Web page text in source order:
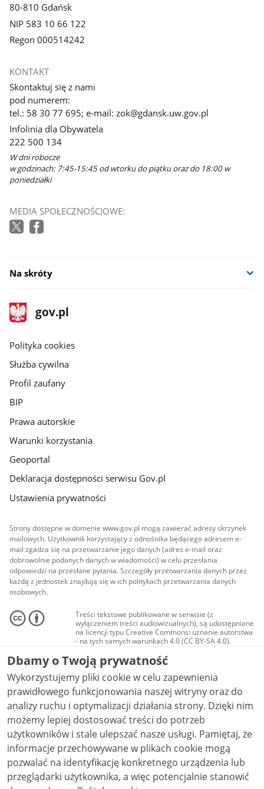
80-810 Gdańsk
NIP 583 10 66 122
Regon 000514242
KONTAKT
Skontaktuj się z nami
pod numerem:
tel.: 58 30 77 695; e-mail: zok@gdansk.uw.gov.pl
Infolinia dla Obywatela
222 500 134
W dni robocze
w godzinach: 7:45-15:45 od wtorku do piątku oraz do 18:00 w
poniedziałki
MEDIA SPOŁECZNOŚCIOWE:
Na skróty
stopka
gov.pl
Strona
gov.pl
gov.pl
Polityka cookies
Służba cywilna
Profil zaufany
BIP
Prawa autorskie
Warunki korzystania
Geoportal
Deklaracja dostępności serwisu Gov.pl
Ustawienia prywatności
Strony dostępne w domenie www.gov.pl mogą zawierać adresy skrzynek
mailowych. Użytkownik korzystający z odnośnika będącego adresem e-
mail zgadza się na przetwarzanie jego danych (adres e-mail oraz
dobrowolnie podanych danych w wiadomości) w celu przesłania
odpowiedzi na przesłane pytania. Szczegóły przetwarzania danych przez
każdą z jednostek znajdują się w ich politykach przetwarzania danych
osobowych.
Treści tekstowe publikowane w serwisie (z
wyłączeniem treści audiowizualnych), są udostępniane
na licencji typu Creative Commons: uznanie autorstwa
- na tych samych warunkach 4.0 (CC BY-SA 4.0).
Materiały audiowizualne, w tym zdjęcia, materiały
audio i wideo, są udostępniane na licencji typu
Creative Commons: uznanie autorstwa użycie
niekomercyjne - bez utworów zależnych 4.0 (CC BY-
NC-ND 4.0), o ile nie jest to stwierdzone inaczej.
Dbamy o Twoją prywatność
Wykorzystujemy pliki cookie w celu zapewnienia
prawidłowego funkcjonowania naszej witryny oraz do
analizy ruchu i optymalizacji działania strony. Dzięki nim
możemy lepiej dostosować treści do potrzeb
użytkowników i stale ulepszać nasze usługi. Pamiętaj, że
informacje przechowywane w plikach cookie mogą
pozwalać na identyfikację konkretnego urządzenia lub
przeglądarki użytkownika, a więc potencjalnie stanowić